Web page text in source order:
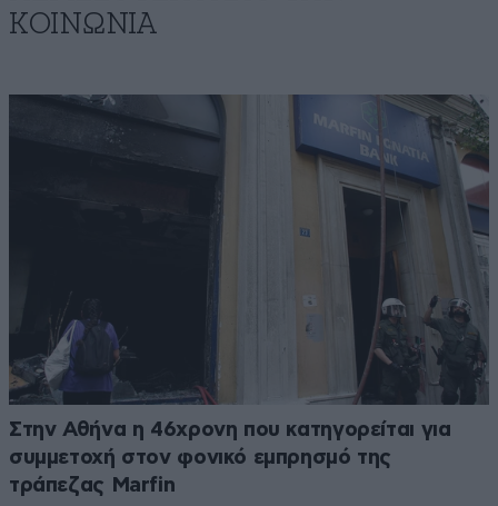
ΚΟΙΝΩΝΙΑ
Στην Αθήνα η 46χρονη που κατηγορείται για
συμμετοχή στον φονικό εμπρησμό της
τράπεζας Marfin